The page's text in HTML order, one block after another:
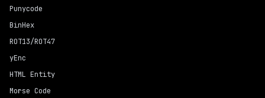
Punycode
BinHex
ROT13/ROT47
yEnc
HTML Entity
Morse Code